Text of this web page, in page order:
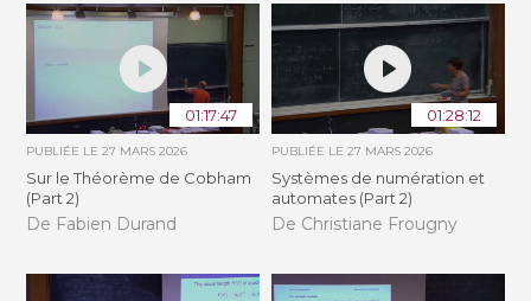
01:17:47
PUBLIÉE LE27 MARS 2026
Sur le Théorème de Cobham
(Part 2)
De Fabien Durand
01:28:12
PUBLIÉE LE 27 MARS 2026
Systèmes de numération et
automates (Part 2)
De Christiane Frougny